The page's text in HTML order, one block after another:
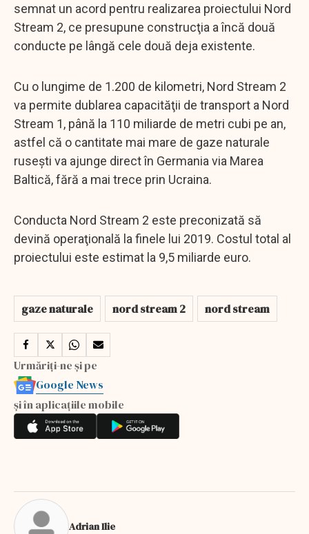
semnat un acord pentru realizarea proiectului Nord
Stream 2, ce presupune construcţia a încă două
conducte pe lângă cele două deja existente.
Cu o lungime de 1.200 de kilometri, Nord Stream 2
va permite dublarea capacităţii de transport a Nord
Stream 1, până la 110 miliarde de metri cubi pe an,
astfel că o cantitate mai mare de gaze naturale
ruseşti va ajunge direct în Germania via Marea
Baltică, fără a mai trece prin Ucraina.
Conducta Nord Stream 2 este preconizată să
devină operaţională la finele lui 2019. Costul total al
proiectului este estimat la 9,5 miliarde euro.
gaze naturale nord stream 2 nord stream
Urmăriți-ne și pe
Google News
și în aplicațiile mobile
Adrian Ilie